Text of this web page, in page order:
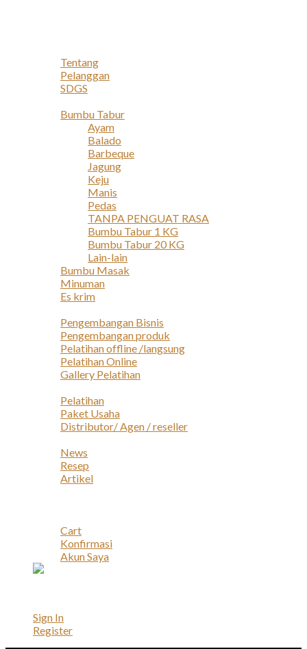
Tentang
Pelanggan
SDGS
Bumbu Tabur
Ayam
Balado
Barbeque
Jagung
Keju
Manis
Pedas
TANPA PENGUAT RASA
Bumbu Tabur 1 KG
Bumbu Tabur 20 KG
Lain-lain
Bumbu Masak
Minuman
Es krim
Pengembangan Bisnis
Pengembangan produk
Pelatihan offline /langsung
Pelatihan Online
Gallery Pelatihan
Pelatihan
Paket Usaha
Distributor/ Agen / reseller
News
Resep
Artikel
Cart
Konfirmasi
Akun Saya
Sign In
Register